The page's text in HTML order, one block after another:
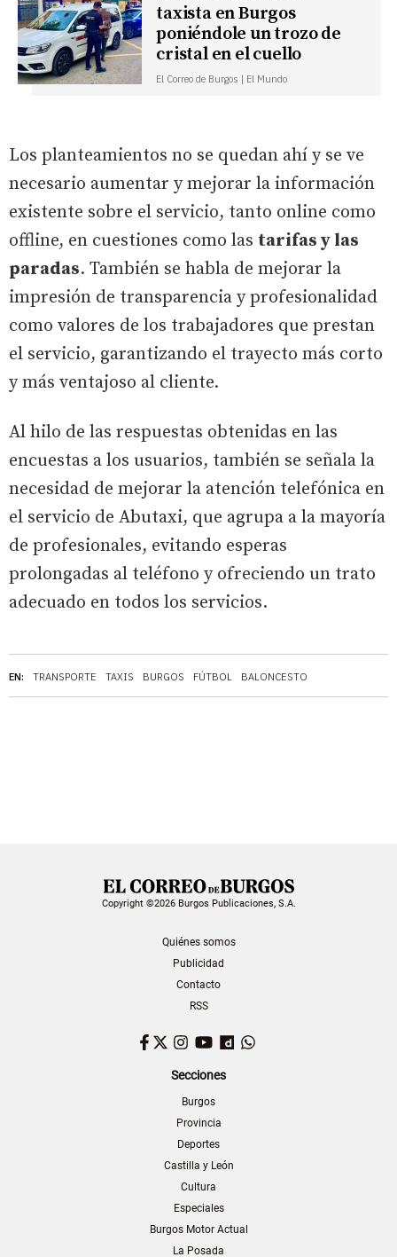
EN: TRANSPORTE TAXIS BURGOS FÚTBOL BALONCESTO
taxista en Burgos
poniéndole un trozo de
cristal en el cuello
El Correo de Burgos | El Mundo
Los planteamientos no se quedan ahí y se ve
necesario aumentar y mejorar la información
existente sobre el servicio, tanto online como
offline, en cuestiones como las tarifas y las
paradas. También se habla de mejorar la
impresión de transparencia y profesionalidad
como valores de los trabajadores que prestan
el servicio, garantizando el trayecto más corto
y más ventajoso al cliente.
Al hilo de las respuestas obtenidas en las
encuestas a los usuarios, también se señala la
necesidad de mejorar la atención telefónica en
el servicio de Abutaxi, que agrupa a la mayoría
de profesionales, evitando esperas
prolongadas al teléfono y ofreciendo un trato
adecuado en todos los servicios.
Copyright ©2026 Burgos Publicaciones, S.A.
Quiénes somos
Publicidad
Contacto
RSS
Facebook
TwitterInstagram
YouTubeDailymotion
Secciones
Burgos
Provincia
Deportes
Castilla y León
Cultura
Especiales
Burgos Motor Actual
La Posada